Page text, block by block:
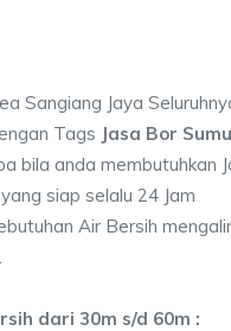
Sangiang Jaya
Tags Jasa Bor
bila anda membutuhkan
siap selalu 24 Jam
Air Bersih mengalir
dari 30m s/d 60m :